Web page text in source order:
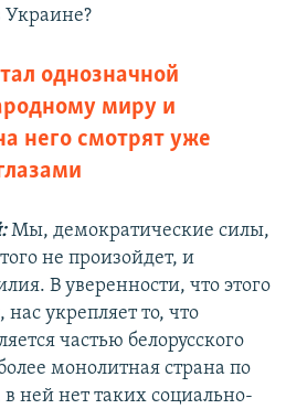
Украине?
однозначной
миру и
него смотрят уже
Мы, демократические силы,
не произойдет, и
В уверенности, что этого
укрепляет то, что
частью белорусского
монолитная страна по
ней нет таких социально-